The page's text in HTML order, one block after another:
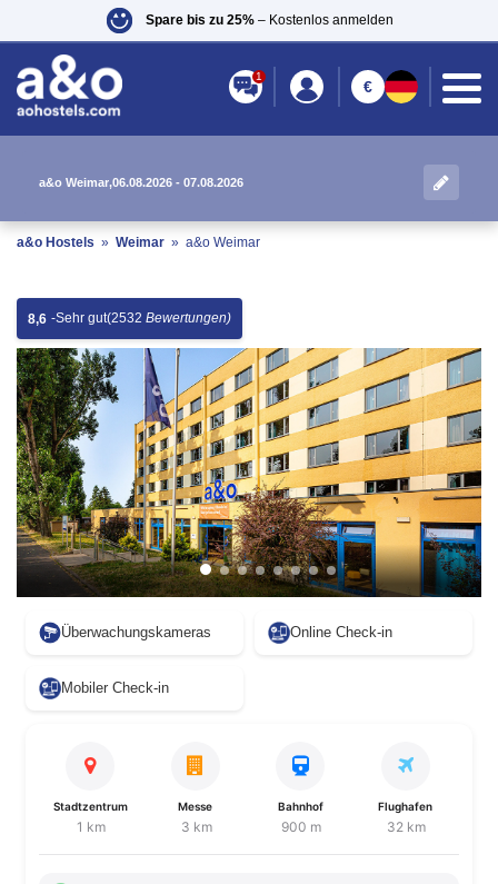
Spare bis zu 25%– Kostenlos anmelden
1
€
a&o Weimar,06.08.2026 - 07.08.2026
a&o Hostels » Weimar » a&o Weimar
8,6 -Sehr gut(2532 Bewertungen)
Überwachungskameras Online Check-in
Mobiler Check-in
Stadtzentrum
1 km
Messe
3 km
Bahnhof
900 m
Flughafen
32 km